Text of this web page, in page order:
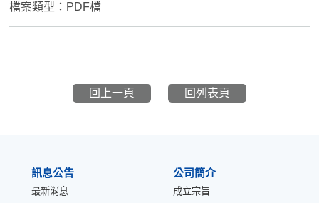
檔案類型：PDF檔
回上一頁 回列表頁
訊息公告
最新消息
公司簡介
成立宗旨